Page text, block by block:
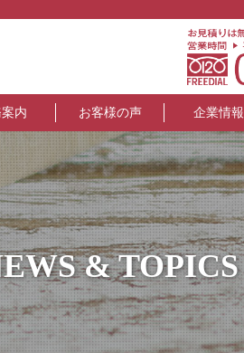
内 お客様の声 企業情報
& TOPICS